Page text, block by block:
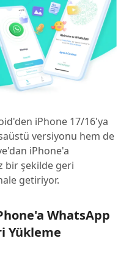
iPhone 17/16'ya
versiyonu hem de
iPhone'a
bir şekilde geri
getiriyor.
WhatsApp
Yükleme